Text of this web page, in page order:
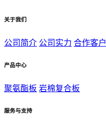
关于我们
公司简介 公司实力 合作客户
产品中心
聚氨酯板 岩棉复合板
服务与支持